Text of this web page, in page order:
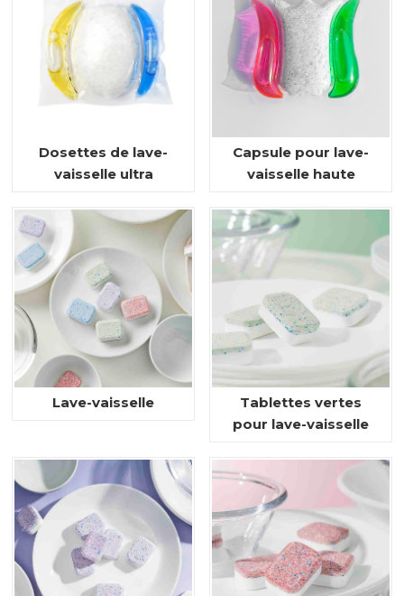
Dosettes de lave-
vaisselle ultra
Capsule pour lave-
vaisselle haute
Lave-vaisselle
Tablettes vertes
pour lave-vaisselle